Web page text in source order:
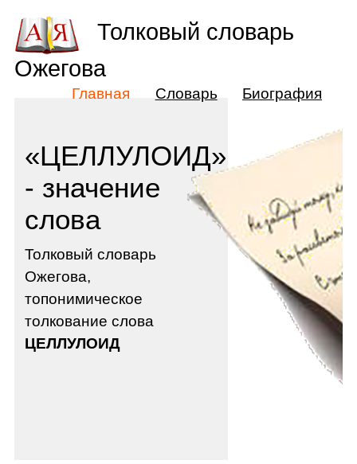
«ЦЕЛЛУЛОИД»
- значение
слова
Толковый словарь
Ожегова,
топонимическое
толкование слова
ЦЕЛЛУЛОИД
Толковый словарь
Ожегова
Главная Словарь Биография